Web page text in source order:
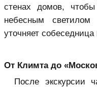
стенах домов,
небесным
уточняет
От Климта до
После экскурсии